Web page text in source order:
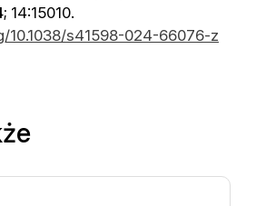
14:15010.
10.1038/s41598-024-66076-z